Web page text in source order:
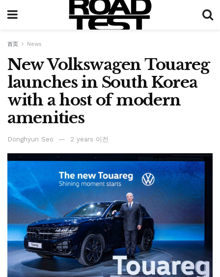
首页 News
New Volkswagen Touareg
launches in South Korea
with a host of modern
amenities
Donghyun Seo 2 years 이전